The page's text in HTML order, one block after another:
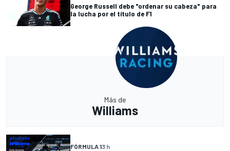
George Russell debe "ordenar su cabeza" para
la lucha por el título de F1
Más de
Williams
FÓRMULA 13 h